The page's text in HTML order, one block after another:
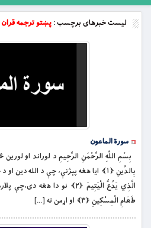
لیست خبرهای برچسب :پښتو ترجمه
سورة الماعون
بِسْمِ اللَّهِ الرَّحْمَنِ الرَّحِيمِ د لوراند او
طَعَامِ الْمِسْكِينِ ﴿۳﴾ او اړمن ته […]